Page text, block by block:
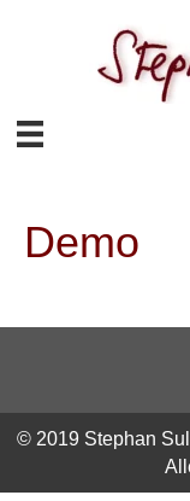
Demo
© 2019 Stephan